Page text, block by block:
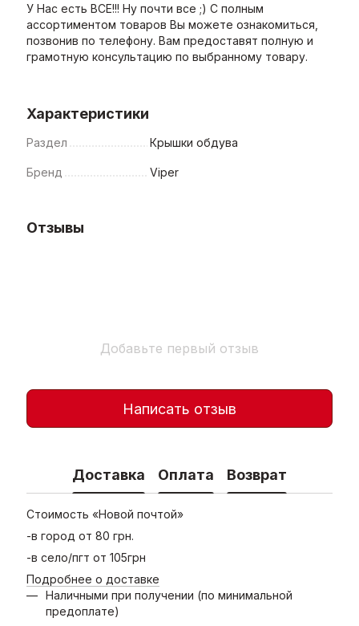
У Нас есть ВСЕ!!! Ну почти все ;) С полным
ассортиментом товаров Вы можете ознакомиться,
позвонив по телефону. Вам предоставят полную и
грамотную консультацию по выбранному товару.
Характеристики
Раздел Крышки обдува
Бренд Viper
Отзывы
Добавьте первый отзыв
Написать отзыв
Доставка Оплата Возврат
Стоимость «Новой почтой»
-в город от 80 грн.
-в село/пгт от 105грн
Подробнее о доставке
Наличными при получении (по минимальной
предоплате)